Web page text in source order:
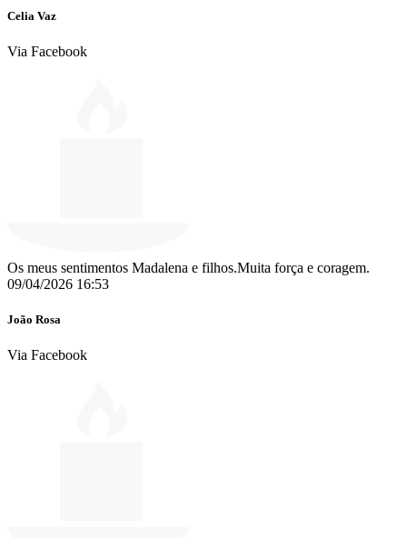
Celia Vaz
Via Facebook
Os meus sentimentos Madalena e filhos.Muita força e coragem.
09/04/2026 16:53
João Rosa
Via Facebook